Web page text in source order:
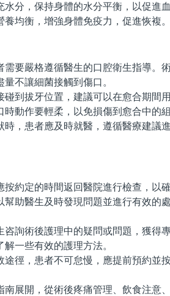
分，保持身體的水分平衡，以促進
均衡，增強身體免疫力，促進恢複。
要嚴格遵循醫生的口腔衛生指導。
不讓細菌接觸到傷口。
拔牙位置，建議可以在愈合期間用
動作要輕柔，以免損傷到愈合中的組
，患者應及時就醫，遵循醫療建議
約定的時間返回醫院進行檢查，以
助醫生及時發現問題並進行有效的
詢術後護理中的疑問或問題，獲得
一些有效的護理方法。
，患者不可怠慢，應提前預約並按
開，從術後疼痛管理、飲食注意、